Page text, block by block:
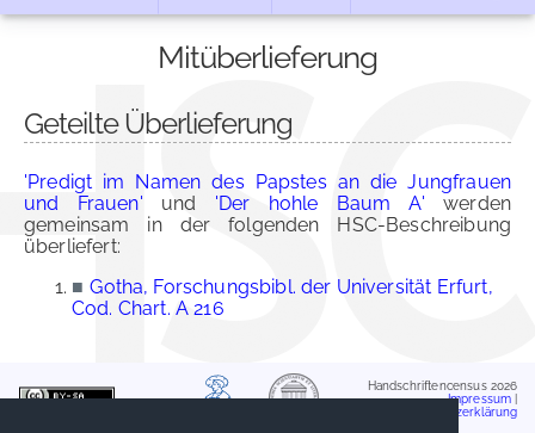
Mitüberlieferung
Geteilte Überlieferung
'Predigt im Namen des Papstes an die Jungfrauen
und Frauen' und 'Der hohle Baum A' werden
gemeinsam in der folgenden HSC-Beschreibung
überliefert:
■ Gotha, Forschungsbibl. der Universität Erfurt,
Cod. Chart. A 216
Handschriftencensus 2026
Impressum
Datenschutzerklärung